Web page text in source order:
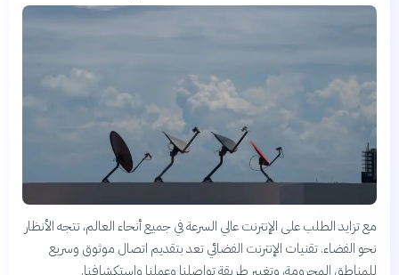
مع تزايد الطلب على الإنترنت عالي السرعة في جميع أنحاء العالم، تتجه الأنظار
نحو الفضاء. تقنيات الإنترنت الفضائي تعد بتقديم اتصال موثوق وسريع
للمناطق المحرومة، وتغيير طريقة تواصلنا وعملنا واستكشافنا.